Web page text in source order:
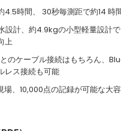
4.5時間、 30秒毎測距で約14 時
設計、約4.9kgの小型軽量設計
上
のケーブル接続はもちろん、
レス接続も可能
場、10,000点の記録が可能な大